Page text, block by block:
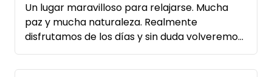
basura es algo que, en última instancia,
depende de cada uno.
Un lugar maravilloso para relajarse. Mucha
paz y mucha naturaleza. Realmente
disfrutamos de los días y sin duda volveremos
de nuevo.